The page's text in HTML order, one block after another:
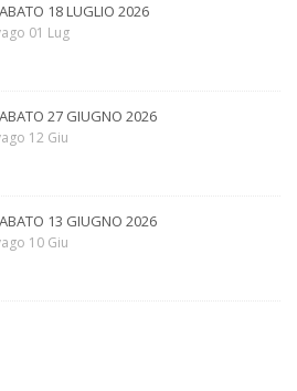
18 LUGLIO 2026
01 Lug
27 GIUGNO 2026
12 Giu
13 GIUGNO 2026
10 Giu